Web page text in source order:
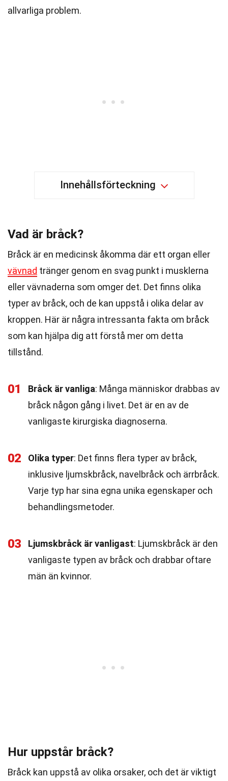
allvarliga problem.
Innehållsförteckning
Vad är bråck?
Bråck är en medicinsk åkomma där ett organ eller
vävnad tränger genom en svag punkt i musklerna
eller vävnaderna som omger det. Det finns olika
typer av bråck, och de kan uppstå i olika delar av
kroppen. Här är några intressanta fakta om bråck
som kan hjälpa dig att förstå mer om detta
tillstånd.
01 Bråck är vanliga: Många människor drabbas av
bråck någon gång i livet. Det är en av de
vanligaste kirurgiska diagnoserna.
02 Olika typer: Det finns flera typer av bråck,
inklusive ljumskbråck, navelbråck och ärrbråck.
Varje typ har sina egna unika egenskaper och
behandlingsmetoder.
03 Ljumskbråck är vanligast: Ljumskbråck är den
vanligaste typen av bråck och drabbar oftare
män än kvinnor.
Hur uppstår bråck?
Bråck kan uppstå av olika orsaker, och det är viktigt